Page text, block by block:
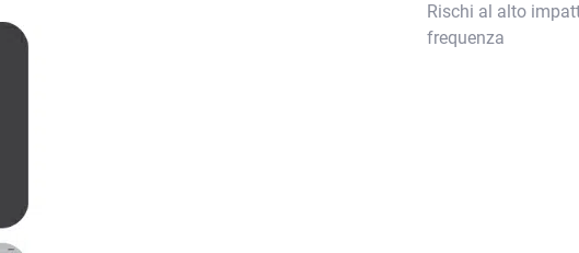
Rischi al alto
frequenza